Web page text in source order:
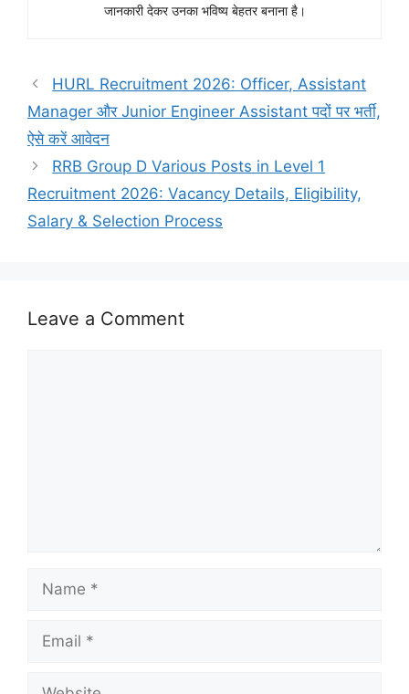
जानकारी देकर उनका भविष्य बेहतर बनाना है।
HURL Recruitment 2026: Officer, Assistant
Manager और Junior Engineer Assistant पदों पर भर्ती,
ऐसे करें आवेदन
RRB Group D Various Posts in Level 1
Recruitment 2026: Vacancy Details, Eligibility,
Salary & Selection Process
Leave a Comment